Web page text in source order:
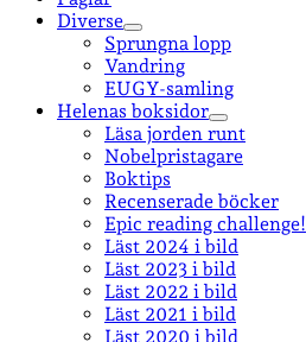
Diverse
öppna
undermeny
Sprungna lopp
Vandring
EUGY-samling
Helenas boksidor
öppna
undermeny
Läsa jorden runt
Nobelpristagare
Boktips
Recenserade böcker
Epic reading challenge!
Läst 2024 i bild
Läst 2023 i bild
Läst 2022 i bild
Läst 2021 i bild
Läst 2020 i bild